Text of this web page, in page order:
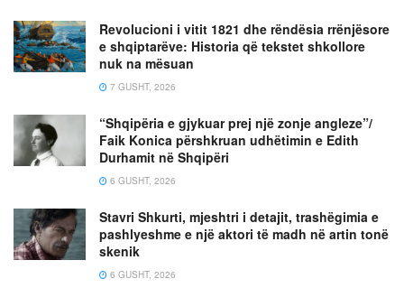
Revolucioni i vitit 1821 dhe rëndësia rrënjësore
e shqiptarëve: Historia që tekstet shkollore
nuk na mësuan
7 GUSHT, 2026
“Shqipëria e gjykuar prej një zonje angleze”/
Faik Konica përshkruan udhëtimin e Edith
Durhamit në Shqipëri
6 GUSHT, 2026
Stavri Shkurti, mjeshtri i detajit, trashëgimia e
pashlyeshme e një aktori të madh në artin tonë
skenik
6 GUSHT, 2026